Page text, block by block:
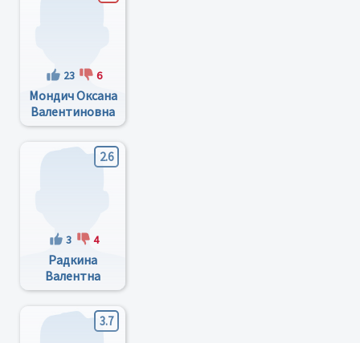
23 6
Мондич Оксана
Валентиновна
2.6
3 4
Pадкина
Валентна
Феодоровна
3.7